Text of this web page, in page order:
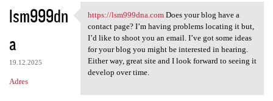
lsm999dn
a
19.12.2025
Adres
https://lsm999dna.com Does
https://lsm999dna.comDoes your blog have a
contact page? I’m having problems locating it but,
I’d like to shoot you an email. I’ve got some ideas
for your blog you might be interested in hearing.
Either way, great site and I look forward to seeing it
develop over time.